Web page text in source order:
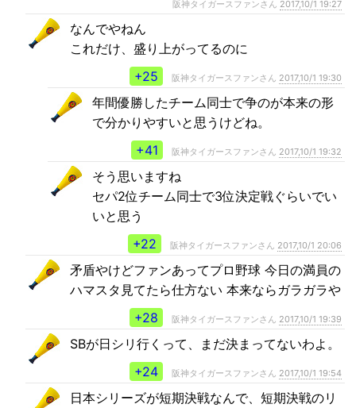
阪神タイガースファンさん 2017,10/1 19:27
なんでやねん
これだけ、盛り上がってるのに
+25
阪神タイガースファンさん 2017,10/1 19:30
年間優勝したチーム同士で争のが本来の形
で分かりやすいと思うけどね。
+41
阪神タイガースファンさん 2017,10/1 19:32
そう思いますね
セパ2位チーム同士で3位決定戦ぐらいでい
いと思う
+22
阪神タイガースファンさん 2017,10/1 20:06
矛盾やけどファンあってプロ野球 今日の満員の
ハマスタ見てたら仕方ない 本来ならガラガラや
+28
阪神タイガースファンさん 2017,10/1 19:39
SBが日シリ行くって、まだ決まってないわよ。
+24
阪神タイガースファンさん 2017,10/1 19:54
日本シリーズが短期決戦なんで、短期決戦のリ